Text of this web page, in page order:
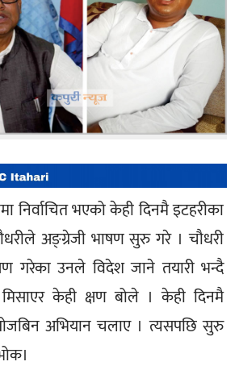
निर्वाचित भएको केही दिनमै इटहरीका
अङ्ग्रेजी भाषण सुरु गरे । चौधरी
गरेका उनले विदेश जाने तयारी भन्दै
केही क्षण बोले । केही दिनमै
अभियान चलाए । त्यसपछि सुरु